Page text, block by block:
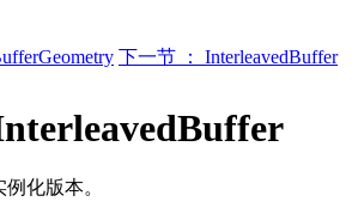
下一节 ： InterleavedBuffer
化版本。